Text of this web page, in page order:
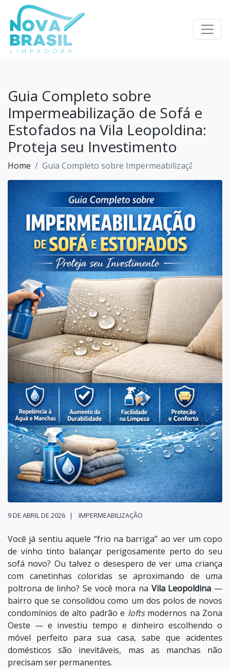
×
Home
Sobre
Missão
Blog
Contato
Promoção
Guia Completo sobre
Impermeabilização de Sofá e
Estofados na Vila Leopoldina:
Proteja seu Investimento
Home Guia Completo sobre Impermeabilização de
9 DE ABRIL DE 2026 IMPERMEABILIZAÇÃO
Você já sentiu aquele “frio na barriga” ao ver um copo
de vinho tinto balançar perigosamente perto do seu
sofá novo? Ou talvez o desespero de ver uma criança
com canetinhas coloridas se aproximando de uma
poltrona de linho? Se você mora na Vila Leopoldina —
bairro que se consolidou como um dos polos de novos
condomínios de alto padrão e loftsmodernos na Zona
Oeste — e investiu tempo e dinheiro escolhendo o
móvel perfeito para sua casa, sabe que acidentes
domésticos são inevitáveis, mas as manchas não
precisam ser permanentes.